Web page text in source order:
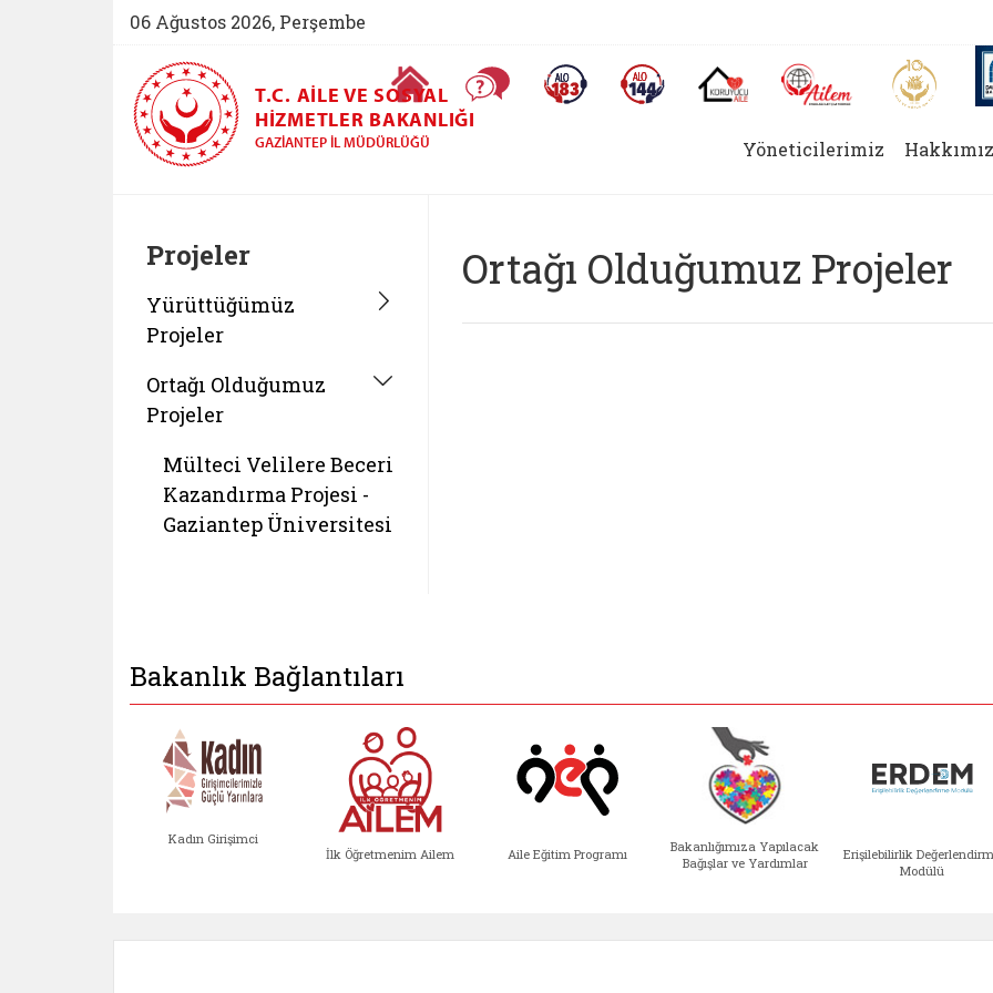
06 Ağustos 2026, Perşembe
Ana Sayfa Sıkça Sorulan SorularAlo 183 (yeni sekmede açılır)Alo 144 (yeni sekmede açılır)Koruyucu Aile (yeni sekmede açılır)
AİLEM İletişim Aile ve
T.C. AILE VE SOSYAL
HIZMETLER BAKANLIĞI
GAZIANTEP İL MÜDÜRLÜĞÜ Yöneticilerimiz
Projeler
Yürüttüğümüz
Projeler
Ortağı Olduğumuz
Projeler
Mülteci Velilere Beceri
Kazandırma Projesi -
Gaziantep Üniversitesi
Ortağı Olduğumuz Projeler
Bakanlık Bağlantıları
Kadın Girişimci
İlk Öğretmenim Ailem Aile Eğitim Programı
Bakanlığımıza Yapılacak
Bağışlar ve Yardımlar
Erişilebilirlik
Modülü